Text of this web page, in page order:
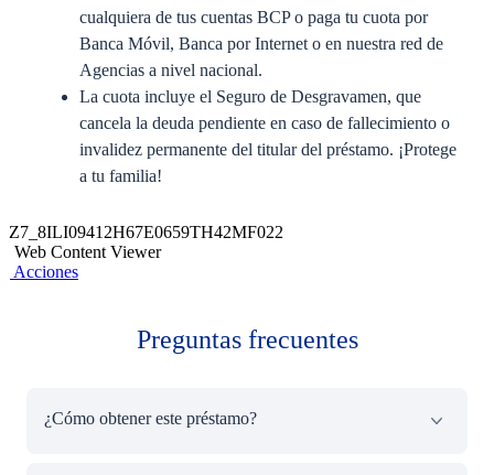
cualquiera de tus cuentas BCP o paga tu cuota por
Banca Móvil, Banca por Internet o en nuestra red de
Agencias a nivel nacional.​
La cuota incluye el Seguro de Desgravamen, que
cancela la deuda pendiente en caso de fallecimiento o
invalidez permanente del titular del préstamo. ¡Protege
a tu familia!
No tener una calificación negativa en la SBS.
Si los pagos han sido hechos puntualmente
cuota.​
Z7_8ILI09412H67E0659TH42MF022
Web Content Viewer
Acciones
Preguntas frecuentes
¿Cómo obtener este préstamo?​